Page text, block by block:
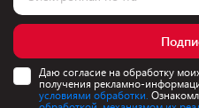
Даю согласие на обработку
получения рекламно-
условиями обработки.